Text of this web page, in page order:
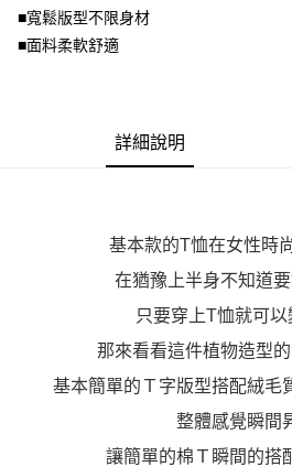
易，需依本服務之必要範圍內提供個人資料
權轉讓予恩沛科技股份有限公司。
４．使用「AFTEE先享後付」時，將依據個
恩沛科技股份有限公司將有權停止該用戶之
■寬鬆版型不限身材
■面料柔軟舒適
詳細說明
基本款的T恤在女性時
在猶豫上半身不知道要
只要穿上T恤就可以
那來看看這件植物造型的
基本簡單的Ｔ字版型搭配絨毛
整體感覺瞬間
讓簡單的棉Ｔ瞬間的搭